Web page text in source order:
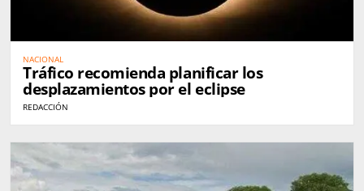
NACIONAL
Tráfico recomienda planificar los
desplazamientos por el eclipse
REDACCIÓN